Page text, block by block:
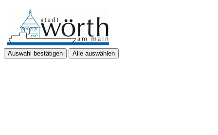
Auswahl bestätigen Alle auswählen